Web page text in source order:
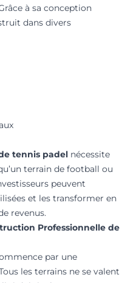
à sa conception
dans divers
tennis padel nécessite
terrain de football ou
peuvent
et les transformer en
revenus.
Professionnelle de
par une
les terrains ne se valent